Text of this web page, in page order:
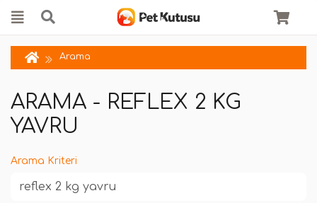
Arama
ARAMA - REFLEX 2 KG
YAVRU
Arama Kriteri